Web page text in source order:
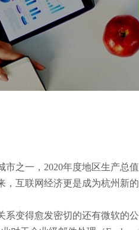
市之一，2020年度地区生产总
，互联网经济更是成为杭州新的
系变得愈发密切的还有微软的